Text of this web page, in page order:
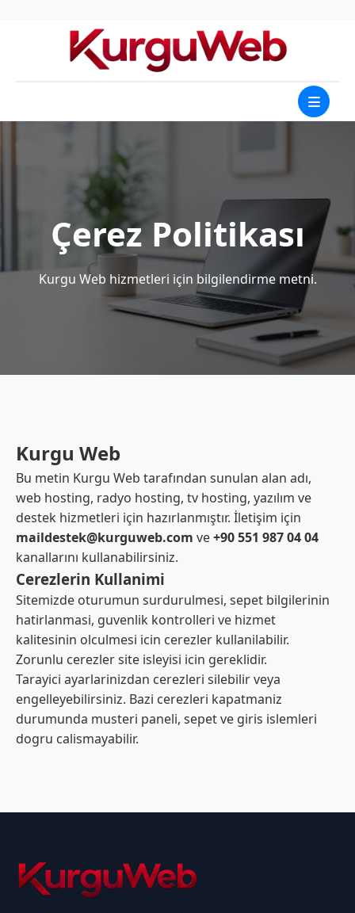
Çerez Politikası
Kurgu Web hizmetleri için bilgilendirme metni.
Kurgu Web
Bu metin Kurgu Web tarafından sunulan alan adı,
web hosting, radyo hosting, tv hosting, yazılım ve
destek hizmetleri için hazırlanmıştır. İletişim için
maildestek@kurguweb.com ve+90 551 987 04 04
kanallarını kullanabilirsiniz.
Cerezlerin Kullanimi
Sitemizde oturumun surdurulmesi, sepet bilgilerinin
hatirlanmasi, guvenlik kontrolleri ve hizmet
kalitesinin olculmesi icin cerezler kullanilabilir.
Zorunlu cerezler site isleyisi icin gereklidir.
Tarayici ayarlarinizdan cerezleri silebilir veya
engelleyebilirsiniz. Bazi cerezleri kapatmaniz
durumunda musteri paneli, sepet ve giris islemleri
dogru calismayabilir.